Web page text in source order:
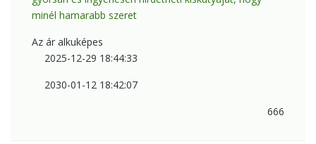
minél hamarabb szeret
Az ár alkuképes
2025-12-29 18:44:33
2030-01-12 18:42:07
666